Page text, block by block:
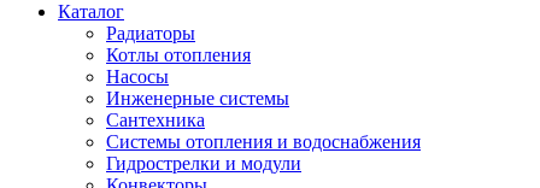
Каталог
Радиаторы
Котлы отопления
Насосы
Инженерные системы
Сантехника
Системы отопления и водоснабжения
Гидрострелки и модули